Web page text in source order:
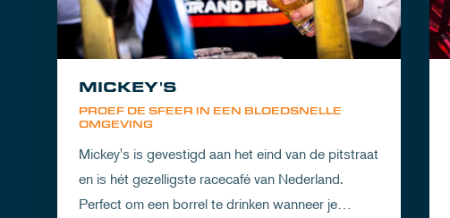
PROEF DE SFEER IN EEN BLOEDSNELLE
OMGEVING
MICKEY'S
Mickey's is gevestigd aan het eind van de pitstraat
en is hét gezelligste racecafé van Nederland.
Perfect om een borrel te drinken wanneer je